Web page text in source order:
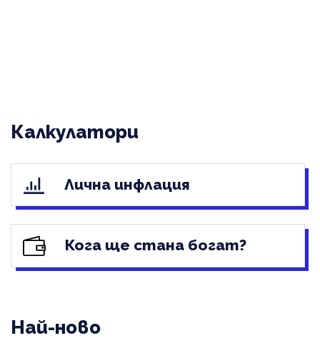
Калкулатори
Лична инфлация
Кога ще стана богат?
Най-ново